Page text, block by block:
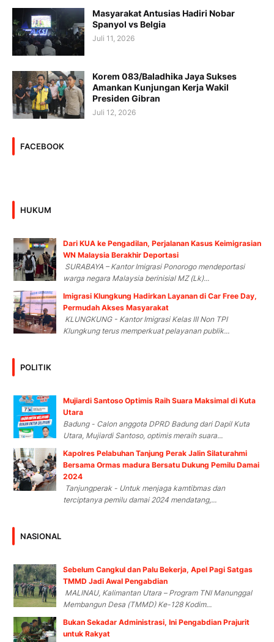
Masyarakat Antusias Hadiri Nobar
Spanyol vs Belgia
Juli 11, 2026
Korem 083/Baladhika Jaya Sukses
Amankan Kunjungan Kerja Wakil
Presiden Gibran
Juli 12, 2026
FACEBOOK
HUKUM
Dari KUA ke Pengadilan, Perjalanan Kasus Keimigrasian
WN Malaysia Berakhir Deportasi
SURABAYA – Kantor Imigrasi Ponorogo mendeportasi
warga negara Malaysia berinisial MZ (Lk)...
Imigrasi Klungkung Hadirkan Layanan di Car Free Day,
Permudah Akses Masyarakat
KLUNGKUNG - Kantor Imigrasi Kelas III Non TPI
Klungkung terus memperkuat pelayanan publik...
POLITIK
Mujiardi Santoso Optimis Raih Suara Maksimal di Kuta
Utara
Badung - Calon anggota DPRD Badung dari Dapil Kuta
Utara, Mujiardi Santoso, optimis meraih suara...
Kapolres Pelabuhan Tanjung Perak Jalin Silaturahmi
Bersama Ormas madura Bersatu Dukung Pemilu Damai
2024
Tanjungperak - Untuk menjaga kamtibmas dan
terciptanya pemilu damai 2024 mendatang,...
NASIONAL
Sebelum Cangkul dan Palu Bekerja, Apel Pagi Satgas
TMMD Jadi Awal Pengabdian
MALINAU, Kalimantan Utara – Program TNI Manunggal
Membangun Desa (TMMD) Ke-128 Kodim...
Bukan Sekadar Administrasi, Ini Pengabdian Prajurit
untuk Rakyat